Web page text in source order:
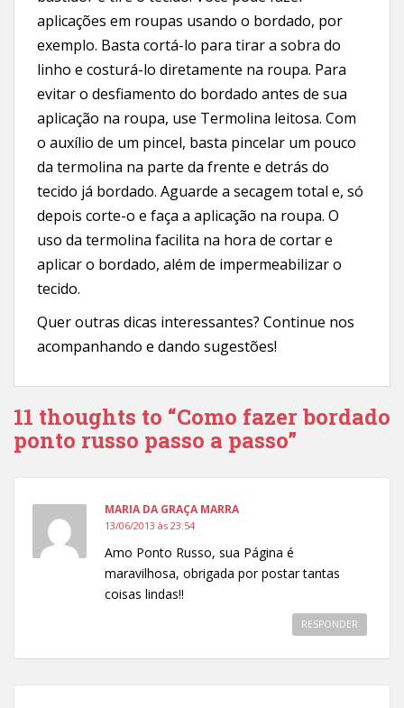
aplicações em roupas usando o bordado, por
exemplo. Basta cortá-lo para tirar a sobra do
linho e costurá-lo diretamente na roupa. Para
evitar o desfiamento do bordado antes de sua
aplicação na roupa, use Termolina leitosa. Com
o auxílio de um pincel, basta pincelar um pouco
da termolina na parte da frente e detrás do
tecido já bordado. Aguarde a secagem total e, só
depois corte-o e faça a aplicação na roupa. O
uso da termolina facilita na hora de cortar e
aplicar o bordado, além de impermeabilizar o
tecido.
Quer outras dicas interessantes? Continue nos
acompanhando e dando sugestões!
11 thoughts to “Como fazer bordado
ponto russo passo a passo”
MARIA DA GRAÇA MARRA
13/06/2013 às 23:54
Amo Ponto Russo, sua Página é
maravilhosa, obrigada por postar tantas
coisas lindas!!
RESPONDER